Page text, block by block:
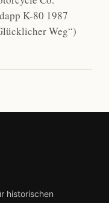
K-80 1987
Weg“)
historischen